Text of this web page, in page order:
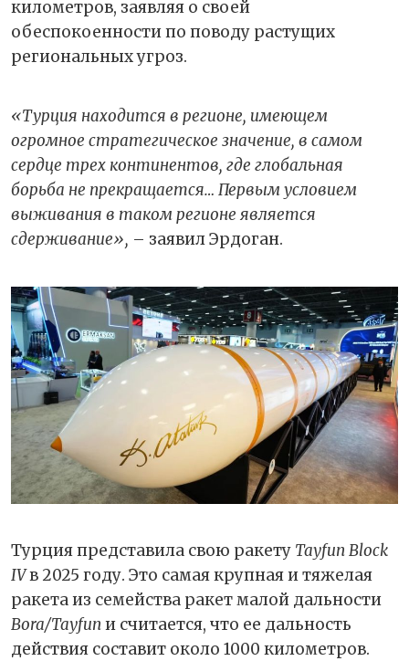
километров, заявляя о своей
обеспокоенности по поводу растущих
региональных угроз.
«Турция находится в регионе, имеющем
огромное стратегическое значение, в самом
сердце трех континентов, где глобальная
борьба не прекращается… Первым условием
выживания в таком регионе является
сдерживание», – заявил Эрдоган.
Турция представила свою ракету Tayfun Block
IVв 2025 году. Это самая крупная и тяжелая
ракета из семейства ракет малой дальности
Bora/Tayfunи считается, что ее дальность
действия составит около 1000 километров.